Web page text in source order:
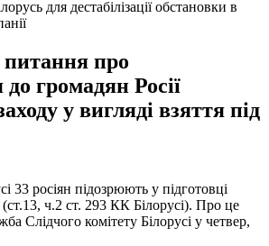
для дестабілізації обстановки в
про
до громадян Росії
у вигляді взяття під
33 росіян підозрюють у підготовці
ч.2 ст. 293 КК Білорусі). Про це
Слідчого комітету Білорусі у четвер,